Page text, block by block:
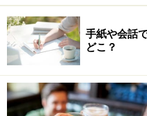
そもそも「やば
は？
■マジ
この「マジ」とは、「真
手紙や会話
どこ？